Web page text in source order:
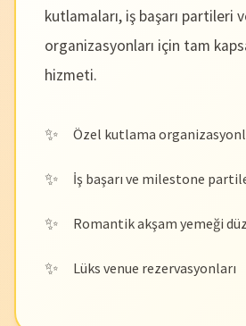
kutlamaları, iş başarı partileri
organizasyonları için tam
hizmeti.
Özel kutlama
İş başarı ve milestone
Romantik akşam yemeği
Lüks venue rezervasyonları